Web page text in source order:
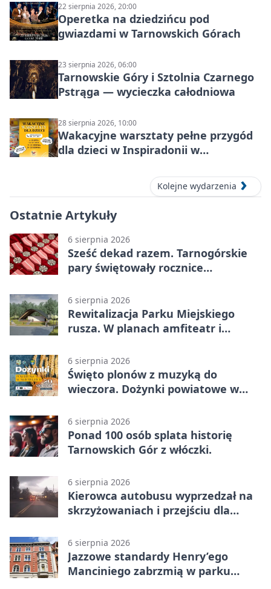
22 sierpnia 2026, 20:00
Operetka na dziedzińcu pod
gwiazdami w Tarnowskich Górach
23 sierpnia 2026, 06:00
Tarnowskie Góry i Sztolnia Czarnego
Pstrąga — wycieczka całodniowa
28 sierpnia 2026, 10:00
Wakacyjne warsztaty pełne przygód
dla dzieci w Inspiradonii w
Kolejne wydarzenia
Ostatnie Artykuły
6 sierpnia 2026
Sześć dekad razem. Tarnogórskie
pary świętowały rocznice
6 sierpnia 2026
Rewitalizacja Parku Miejskiego
rusza. W planach amfiteatr i
6 sierpnia 2026
Święto plonów z muzyką do
wieczora. Dożynki powiatowe w
6 sierpnia 2026
Ponad 100 osób splata historię
Tarnowskich Gór z włóczki.
6 sierpnia 2026
Kierowca autobusu wyprzedzał na
skrzyżowaniach i przejściu dla
6 sierpnia 2026
Jazzowe standardy Henry’ego
Manciniego zabrzmią w parku